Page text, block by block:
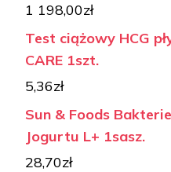
1 198,00zł
Test ciążowy HCG
CARE 1szt.
5,36zł
Sun & Foods
Jogurtu L+ 1sasz.
28,70zł